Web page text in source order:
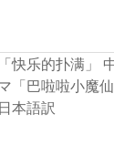
「快乐的扑满」
「巴啦啦小魔
日本語訳